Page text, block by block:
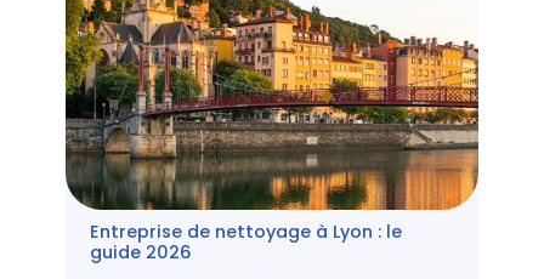
Entreprise de nettoyage à Lyon : le
guide 2026